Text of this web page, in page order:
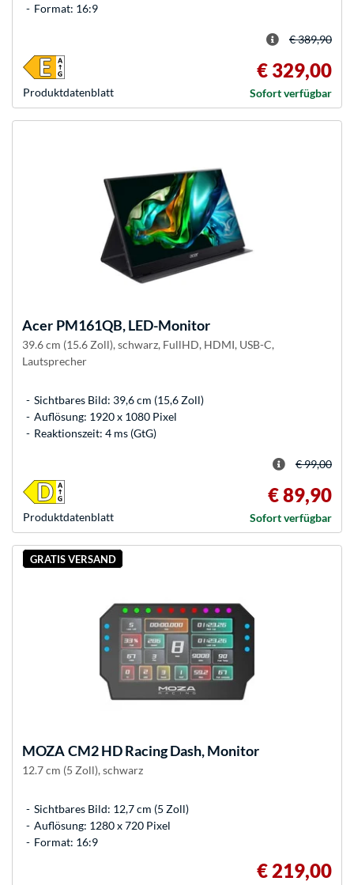
Format: 16:9
Produkt­datenblatt
€ 389,90
€ 329,00
Sofort verfügbar
Acer PM161QB, LED-Monitor
39.6 cm (15.6 Zoll), schwarz, FullHD, HDMI, USB-C,
Lautsprecher
Sichtbares Bild: 39,6 cm (15,6 Zoll)
Auflösung: 1920 x 1080 Pixel
Reaktionszeit: 4 ms (GtG)
Produkt­datenblatt
€ 99,00
€ 89,90
Sofort verfügbar
GRATIS VERSAND
MOZACM2 HD Racing Dash, Monitor
12.7 cm (5 Zoll), schwarz
Sichtbares Bild: 12,7 cm (5 Zoll)
Auflösung: 1280 x 720 Pixel
Format: 16:9
€ 219,00